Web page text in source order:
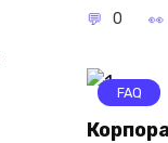
0
FAQ